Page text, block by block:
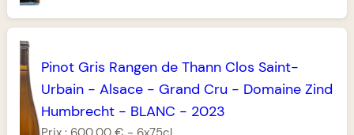
Pinot Gris Rangen de Thann Clos Saint-
Urbain- Alsace- Grand Cru - Domaine Zind
Humbrecht- BLANC - 2023